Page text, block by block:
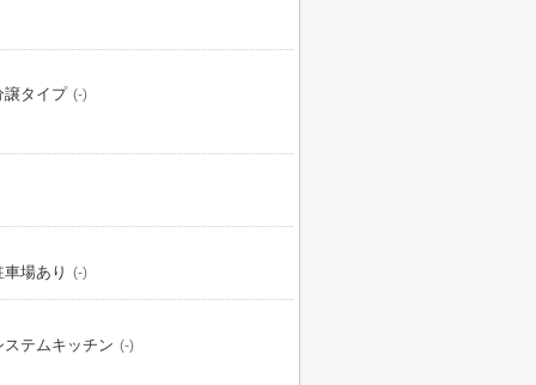
譲タイプ (-)
車場あり (-)
ステムキッチン (-)